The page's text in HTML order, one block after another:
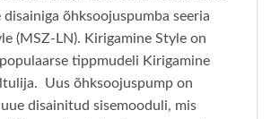
disainiga õhksoojuspumba seeria
(MSZ-LN). Kirigamine Style on
tippmudeli Kirigamine
Uus õhksoojuspump on
disainitud sisemooduli, mis